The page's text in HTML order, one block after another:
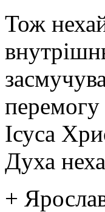
Тож
Ісуса
Духа
+